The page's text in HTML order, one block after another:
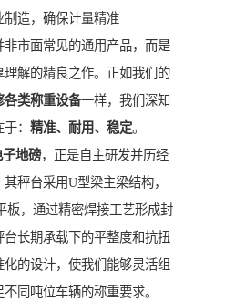
造，确保计量精准
市面常见的通用产品，而是
解的精良之作。正如我们的
各类称重设备一样，我们深知
： 精准、耐用、稳定。
子地磅，正是自主研发并历经
秤台采用U型梁主梁结构，
板，通过精密焊接工艺形成封
长期承载下的平整度和抗扭
的设计，使我们能够灵活组
同吨位车辆的称重要求。